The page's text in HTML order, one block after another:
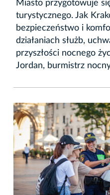
Miasto przygotowuje
turystycznego. Jak
bezpieczeństwo i
działaniach służb,
przyszłości nocnego
Jordan, burmistrz